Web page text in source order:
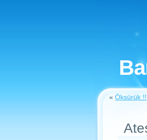
« Öksürük !!